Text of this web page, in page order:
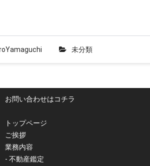
未分類
お問い合わせはコチラ
トップページ
ご挨拶
業務内容
- 不動産鑑定